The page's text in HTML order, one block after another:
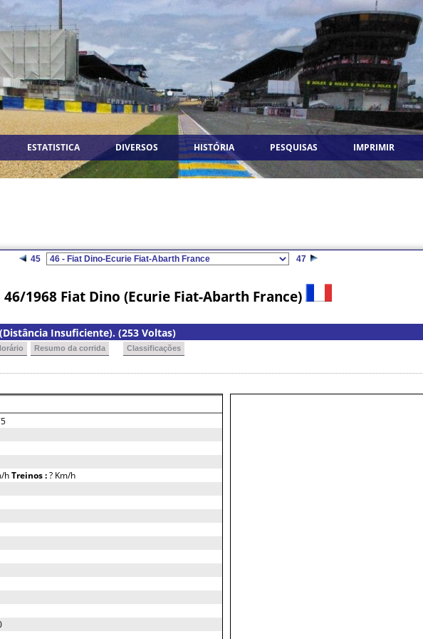
ESTATISTICA DIVERSOS HISTÓRIA PESQUISAS IMPRIMIR
45 47
46/1968 Fiat Dino (Ecurie Fiat-Abarth France)
Insuficiente). (253 Voltas)
Resumo da corrida Classificações
hTreinos :? Km/h